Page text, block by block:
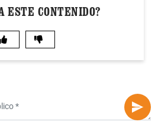
ESTE CONTENIDO?